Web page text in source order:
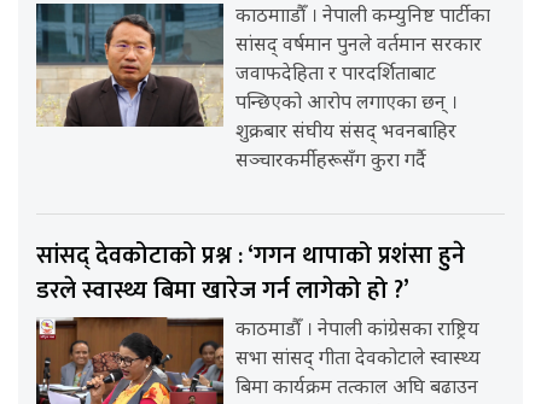
काठमााडौँ । नेपाली कम्युनिष्ट पार्टीका
सांसद् वर्षमान पुनले वर्तमान सरकार
जवाफदेहिता र पारदर्शिताबाट
पन्छिएको आरोप लगाएका छन् ।
शुक्रबार संघीय संसद् भवनबाहिर
सञ्चारकर्मीहरूसँग कुरा गर्दै
सांसद् देवकोटाको प्रश्न : ‘गगन थापाको प्रशंसा हुने
डरले स्वास्थ्य बिमा खारेज गर्न लागेको हो ?’
काठमाडौँ । नेपाली कांग्रेसका राष्ट्रिय
सभा सांसद् गीता देवकोटाले स्वास्थ्य
बिमा कार्यक्रम तत्काल अघि बढाउन